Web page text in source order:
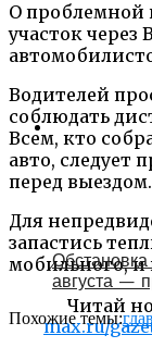
О проблемной
участок через
Водителей
соблюдать
Всем, кто
авто, следует
перед выездом.
Для
запастись
мобильного, и
Читай
max.ru/
августа —
Похожие темы: